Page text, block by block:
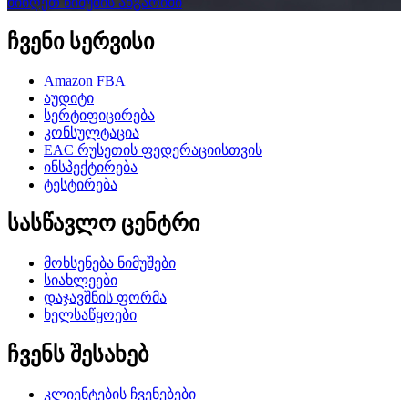
ჩვენი სერვისი
Amazon FBA
აუდიტი
სერტიფიცირება
კონსულტაცია
EAC რუსეთის ფედერაციისთვის
ინსპექტირება
ტესტირება
სასწავლო ცენტრი
მოხსენება ნიმუშები
სიახლეები
დაჯავშნის ფორმა
ხელსაწყოები
ჩვენს შესახებ
კლიენტების ჩვენებები